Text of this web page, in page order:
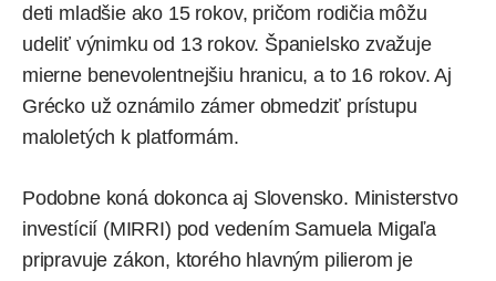
deti mladšie ako 15 rokov, pričom rodičia môžu
udeliť výnimku od 13 rokov. Španielsko zvažuje
mierne benevolentnejšiu hranicu, a to 16 rokov. Aj
Grécko už oznámilo zámer obmedziť prístupu
maloletých k platformám.
Podobne koná dokonca aj Slovensko. Ministerstvo
investícií (MIRRI) pod vedením Samuela Migaľa
pripravuje zákon, ktorého hlavným pilierom je